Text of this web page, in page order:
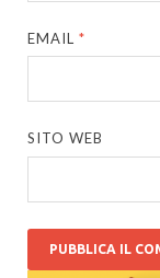
EMAIL*
SITO WEB